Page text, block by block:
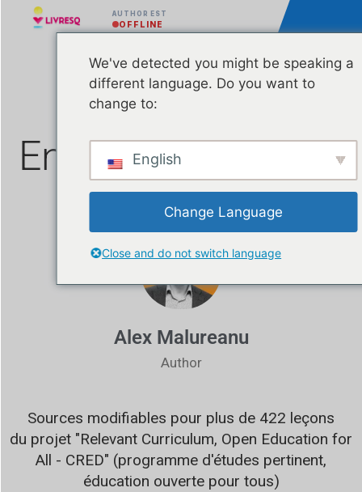
AUTHOR EST
OFFLINE
Sources
Enseignements du
projet CRED
Alex Malureanu
Author
Sources modifiables pour plus de 422 leçons
du projet "Relevant Curriculum, Open Education for
All - CRED" (programme d'études pertinent,
éducation ouverte pour tous)
We've detected you might be speaking a
different language. Do you want to
change to:
English
Change Language
Close and do not switch language